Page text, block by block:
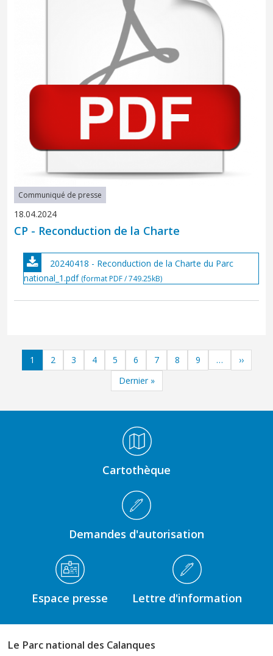
Communiqué de presse
18.04.2024
CP - Reconduction de la Charte
20240418 - Reconduction de la Charte du Parc
national_1.pdf (format PDF / 749.25kB)
Pagination
Page
1 Page
2 Page
3 Page
4 Page
5 Page
6 Page
7 Page
8 Page
9 … Page
››
Dernière page
Dernier »
Cartothèque
Demandes d'autorisation
Espace presse Lettre d'information
Le Parc national des Calanques